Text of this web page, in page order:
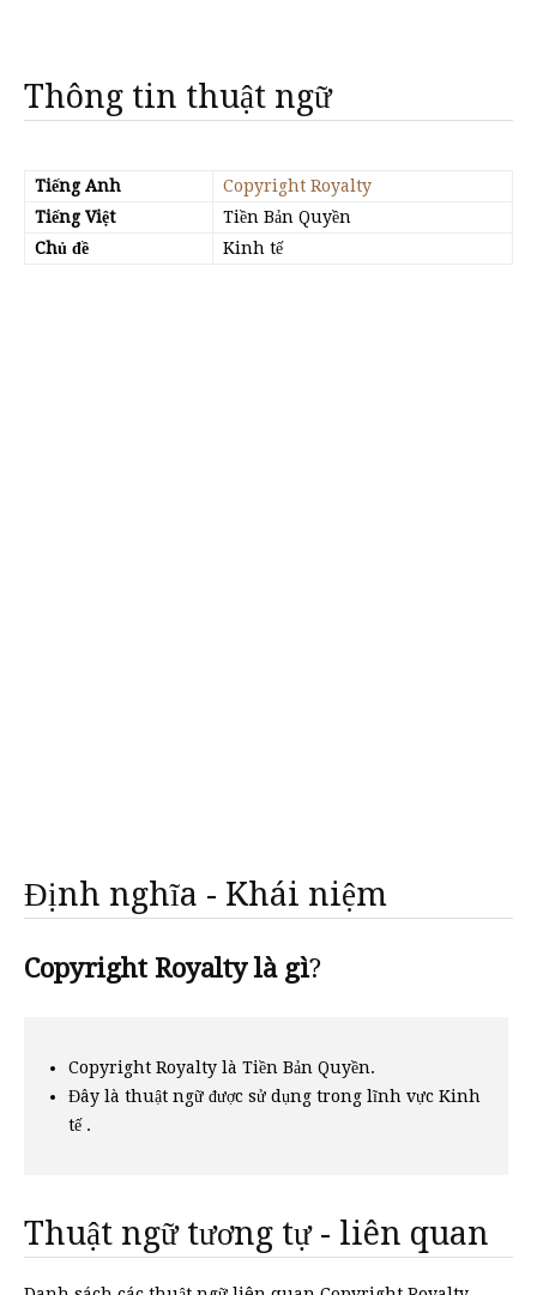
Thông tin thuật ngữ
Tiếng Anh
Copyright Royalty
Tiếng Việt
Tiền Bản Quyền
Chủ đề
Kinh tế
Định nghĩa - Khái niệm
Copyright Royalty là gì?
Copyright Royalty là Tiền Bản Quyền.
Đây là thuật ngữ được sử dụng trong lĩnh vực Kinh
tế .
Thuật ngữ tương tự - liên quan